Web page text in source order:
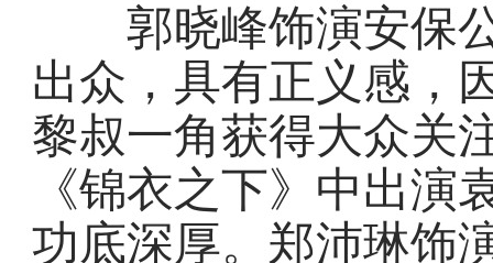
郭晓峰饰演安保公
出众，具有正义感，
黎叔一角获得大众关
《锦衣之下》中出演
功底深厚。郑沛琳饰